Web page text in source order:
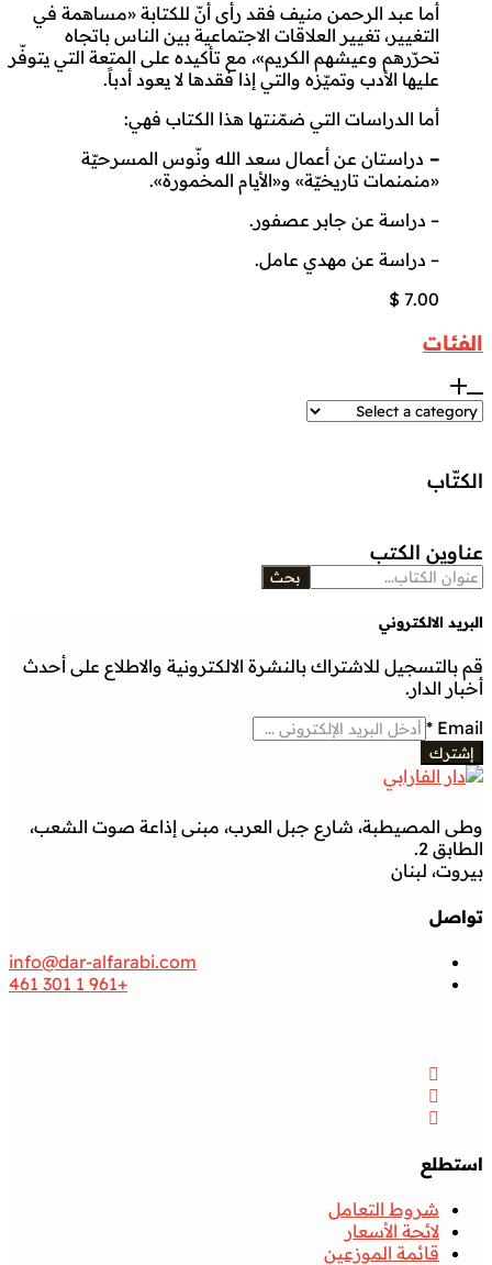
أما عبد الرحمن منيف فقد رأى أنّ للكتابة «مساهمة في
التغيير، تغيير العلاقات الاجتماعية بين الناس باتجاه
تحرّرهم وعيشهم الكريم»، مع تأكيده على المتعة التي يتوفّر
عليها الأدب وتميّزه والتي إذا فقدها لا يعود أدباً.
أما الدراسات التي ضمّنتها هذا الكتاب فهي:
– دراستان عن أعمال سعد الله ونّوس المسرحيّة
«منمنمات تاريخيّة» و«الأيام المخمورة».
– دراسة عن جابر عصفور.
– دراسة عن مهدي عامل.
$ 7.00
الفئات
الكتّاب
عناوين الكتب
بحث
البريد الالكتروني
قم بالتسجيل للاشتراك بالنشرة الالكترونية والاطلاع على أحدث
أخبار الدار.
Email
*
إشترك
وطى المصيطبة، شارع جبل العرب، مبنى إذاعة صوت الشعب،
الطابق 2.
بيروت، لبنان
تواصل
info@dar-alfarabi.com
+961 1 301 461
استطلع
شروط التعامل
لائحة الأسعار
قائمة الموزعين